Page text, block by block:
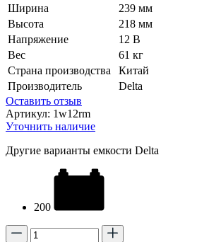
Ширина
239 мм
Высота
218 мм
Напряжение
12 В
Вес
61 кг
Страна производства
Китай
Производитель
Delta
Оставить отзыв
Артикул: 1w12rm
Уточнить наличие
Другие варианты емкости Delta
200